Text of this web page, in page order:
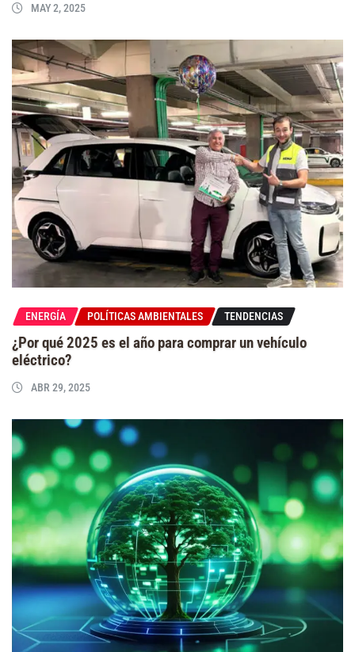
MAY 2, 2025
ENERGÍA POLÍTICAS AMBIENTALES TENDENCIAS
¿Por qué 2025 es el año para comprar un vehículo
eléctrico?
ABR 29, 2025